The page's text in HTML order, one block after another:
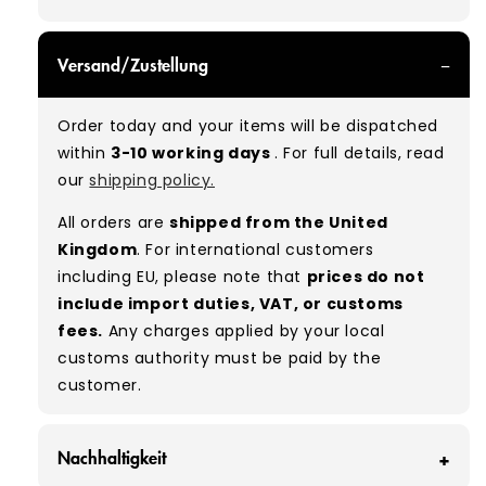
you can expect a mix of items in great and
good condition. Some will be defect-free, while
others will show signs of wear. There is no set
ratio between Grade A and Grade B items
included in our bales due to the nature of
used/vintage clothing.
Typical mix:A 80% B 20%(approx.)
Versand/Zustellung
Order today and your items will be dispatched
within 3-10 working days. For full details, read
ourshipping policy.
All orders are shipped from the United
Kingdom. For international customers
including EU, please note that prices do not
include import duties, VAT, or customs
fees. Any charges applied by your local
customs authority must be paid by the
customer.
Nachhaltigkeit